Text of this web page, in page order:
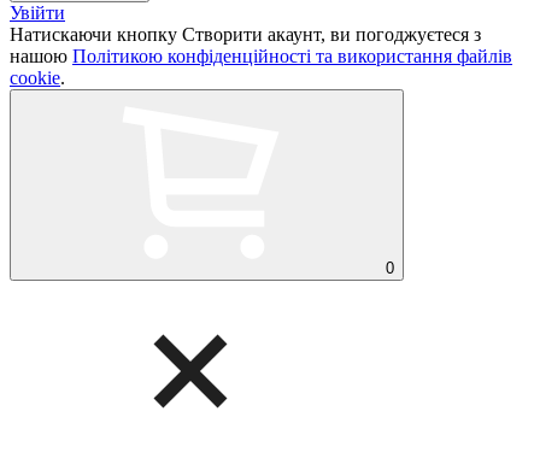
Увійти
Натискаючи кнопку Створити акаунт, ви погоджуєтеся з
нашою Політикою конфіденційності та використання файлів
cookie.
0